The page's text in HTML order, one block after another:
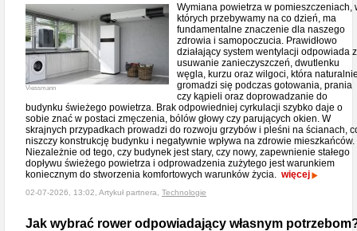
Viessmann
Wymiana powietrza w pomieszczeniach,
których przebywamy na co dzień, ma
fundamentalne znaczenie dla naszego
zdrowia i samopoczucia. Prawidłowo
działający system wentylacji odpowiada
usuwanie zanieczyszczeń, dwutlenku
węgla, kurzu oraz wilgoci, która
gromadzi się podczas gotowania, prania
czy kąpieli oraz doprowadzanie do
budynku świeżego powietrza. Brak odpowiedniej cyrkulacji szybko daje o
sobie znać w postaci zmęczenia, bólów głowy czy parujących okien. W
skrajnych przypadkach prowadzi do rozwoju grzybów i pleśni na ścianach,
niszczy konstrukcję budynku i negatywnie wpływa na zdrowie mieszkańców.
Niezależnie od tego, czy budynek jest stary, czy nowy, zapewnienie stałego
dopływu świeżego powietrza i odprowadzenia zużytego jest warunkiem
koniecznym do stworzenia komfortowych warunków życia. więcej
02-07-2026, 13:02, Artykuł partnera, Technologie
Jak wybrać rower odpowiadający własnym